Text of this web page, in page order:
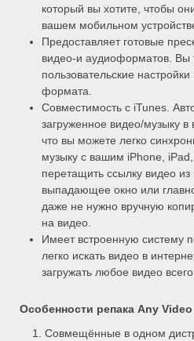
который вы хотите, чтобы
вашем мобильном
Предоставляет готовые
видео-и аудиоформатов. Вы
пользовательские
формата.
Совместимость с iTunes.
загруженное видео/музыку в
что вы можете легко
музыку с вашим iPhone,
перетащить ссылку видео
выпадающее окно или
даже не нужно вручную
на видео.
Имеет встроенную систему
легко искать видео в
загружать любое видео
Особенности репака Any
Совмещённые в одном